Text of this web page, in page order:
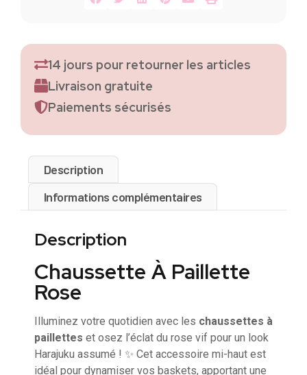
14 jours pour retourner les articles
Livraison gratuite
Paiements sécurisés
Description
Informations complémentaires
Description
Chaussette À Paillette
Rose
Illuminez votre quotidien avec les chaussettes à
paillettes et osez l’éclat du rose vif pour un look
Harajuku assumé ! ✨ Cet accessoire mi-haut est
idéal pour dynamiser vos baskets, apportant une